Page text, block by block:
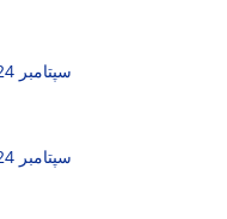
سپتامبر 24, 2025
سپتامبر 24, 2025